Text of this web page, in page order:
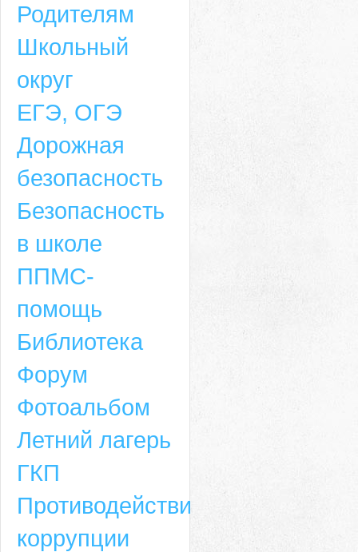
Адрес
6-49, электронный адрес: aja_70@mail.ru
Родителям
Школьный
округ
ЕГЭ, ОГЭ
Дорожная
безопасность
Безопасность
в школе
ППМС-
помощь
Библиотека
Форум
Фотоальбом
Летний лагерь
ГКП
Противодействие
коррупции